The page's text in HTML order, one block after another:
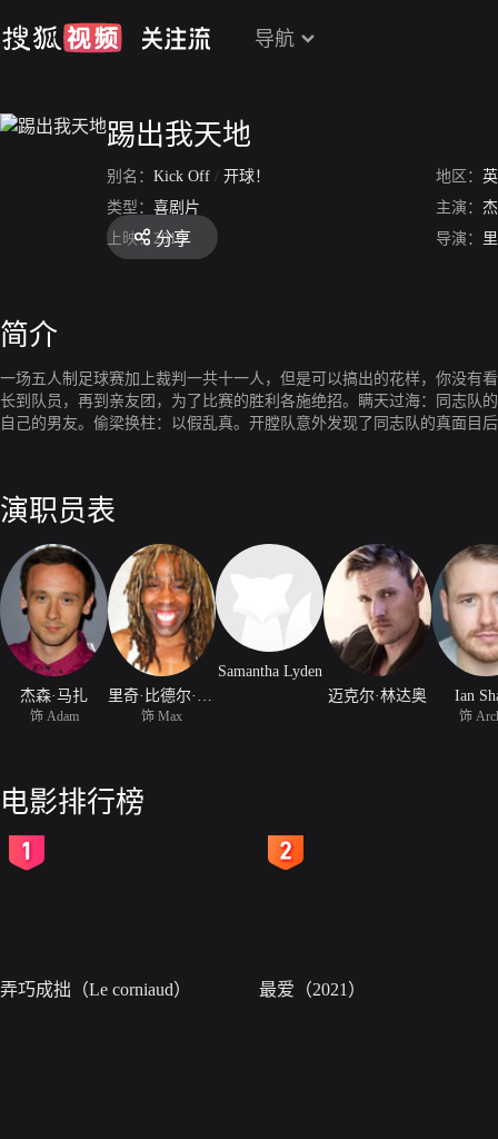
导航
踢出我天地
别名： Kick Off / 开球！ 地区：
类型： 喜剧片 主演：
上映： 2010 导演：
分享
简介
一场五人制足球赛加上裁判一共十一人，但是可以搞出的花样，你没有
长到队员，再到亲友团，为了比赛的胜利各施绝招。瞒天过海：同志队
自己的男友。偷梁换柱：以假乱真。开膛队意外发现了同志队的真面
演职员表
杰森·马扎
饰 Adam 饰 Max
Samantha Lyden
迈克尔·林达奥
Ian
饰
电影排行榜
弄巧成拙（Le corniaud） 最爱（2021）